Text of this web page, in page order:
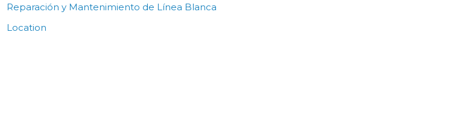
Reparación y Mantenimiento de Línea Blanca
Location